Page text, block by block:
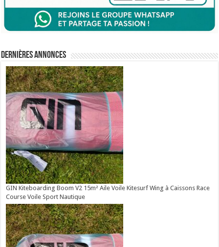
Dernières annonces
GIN Kiteboarding Boom V2 15m² Aile Voile Kitesurf Wing à Caissons Race
Course Voile Sport Nautique